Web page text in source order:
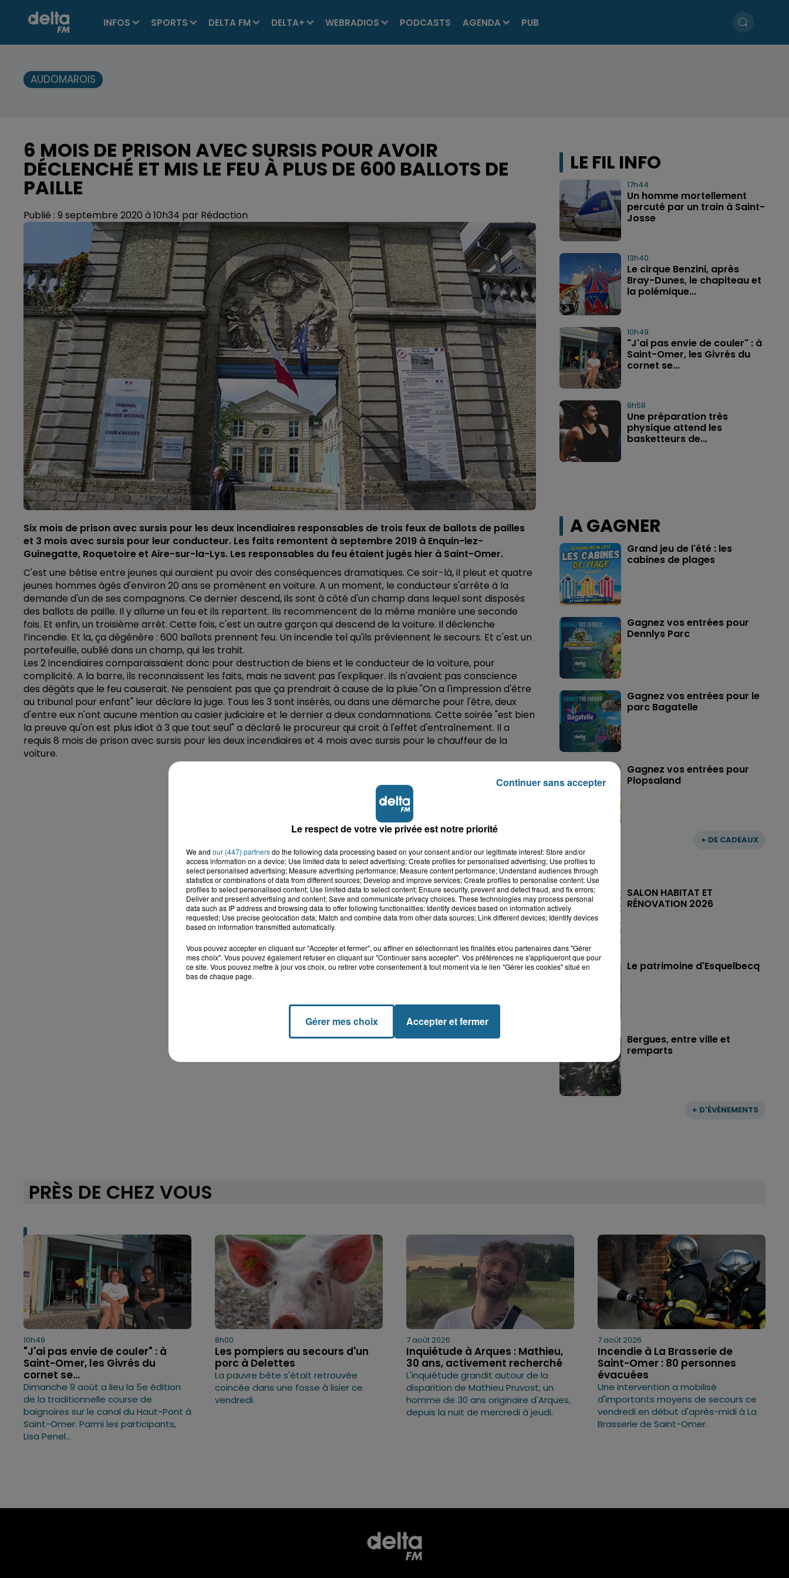
INFOS SPORTS DELTA FM DELTA+ WEBRADIOS PODCASTS AGENDA PUB
AUDOMAROIS
6 MOIS DE PRISON AVEC SURSIS POUR AVOIR
DÉCLENCHÉ ET MIS LE FEU À PLUS DE 600 BALLOTS DE
PAILLE
Publié : 9 septembre 2020 à 10h34 par Rédaction
Six mois de prison avec sursis pour les deux incendiaires responsables de trois feux de ballots de pailles
et 3 mois avec sursis pour leur conducteur. Les faits remontent à septembre 2019 à Enquin-lez-
Guinegatte, Roquetoire et Aire-sur-la-Lys. Les responsables du feu étaient jugés hier à Saint-Omer.
C'est une bêtise entre jeunes qui auraient pu avoir des conséquences dramatiques. Ce soir-là, il pleut et quatre
jeunes hommes âgés d'environ 20 ans se promènent en voiture. A un moment, le conducteur s'arrête à la
demande d'un de ses compagnons. Ce dernier descend, ils sont à côté d'un champ dans lequel sont disposés
des ballots de paille. Il y allume un feu et ils repartent. Ils recommencent de la même manière une seconde
fois. Et enfin, un troisième arrêt. Cette fois, c'est un autre garçon qui descend de la voiture. Il déclenche
l’incendie. Et la, ça dégénère : 600 ballots prennent feu. Un incendie tel qu'ils préviennent le secours. Et c'est un
portefeuille, oublié dans un champ, qui les trahit.
Les 2 incendiaires comparaissaient donc pour destruction de biens et le conducteur de la voiture, pour
complicité. A la barre, ils reconnaissent les faits, mais ne savent pas l'expliquer. Ils n'avaient pas conscience
des dégâts que le feu causerait. Ne pensaient pas que ça prendrait à cause de la pluie."On a l'impression d'être
au tribunal pour enfant" leur déclare la juge. Tous les 3 sont insérés, ou dans une démarche pour l'être, deux
d'entre eux n'ont aucune mention au casier judiciaire et le dernier a deux condamnations. Cette soirée "est bien
la preuve qu'on est plus idiot à 3 que tout seul" a déclaré le procureur qui croit à l'effet d'entraînement. Il a
requis 8 mois de prison avec sursis pour les deux incendiaires et 4 mois avec sursis pour le chauffeur de la
voiture.
LE FIL INFO
17h44
Un homme mortellement
percuté par un train à Saint-
Josse
13h40
Le cirque Benzini, après
Bray-Dunes, le chapiteau et
la polémique...
10h49
"J'ai pas envie de couler" : à
Saint-Omer, les Givrés du
cornet se...
9h58
Une préparation très
physique attend les
basketteurs de...
A GAGNER
+ DE CADEAUX
Grand jeu de l'été : les
cabines de plages
Gagnez vos entrées pour
Dennlys Parc
Gagnez vos entrées pour le
parc Bagatelle
Gagnez vos entrées pour
Plopsaland
+ D'ÉVÈNEMENTS
SALON HABITAT ET
RÉNOVATION 2026
Le patrimoine d'Esquelbecq
Bergues, entre ville et
remparts
PRÈS DE CHEZ VOUS
10h49
"J'ai pas envie de couler" : à
Saint-Omer, les Givrés du
cornet se...
Dimanche 9 août a lieu la 5e édition
de la traditionnelle course de
baignoires sur le canal du Haut-Pont à
Saint-Omer. Parmi les participants,
Lisa Penel...
8h00
Les pompiers au secours d'un
porc à Delettes
La pauvre bête s'était retrouvée
coincée dans une fosse à lisier ce
vendredi.
7 août 2026
Inquiétude à Arques : Mathieu,
30 ans, activement recherché
L'inquiétude grandit autour de la
disparition de Mathieu Pruvost, un
homme de 30 ans originaire d'Arques,
depuis la nuit de mercredi à jeudi.
7 août 2026
Incendie à La Brasserie de
Saint-Omer : 80 personnes
évacuées
Une intervention a mobilisé
d'importants moyens de secours ce
vendredi en début d'après-midi à La
Brasserie de Saint-Omer.
Le respect de votre vie privée est notre priorité
We and our (447) partnersdo the following data processing based on your consent and/or our legitimate interest: Store and/or
access information on a device; Use limited data to select advertising; Create profiles for personalised advertising; Use profiles to
select personalised advertising; Measure advertising performance; Measure content performance; Understand audiences through
statistics or combinations of data from different sources; Develop and improve services; Create profiles to personalise content; Use
profiles to select personalised content; Use limited data to select content; Ensure security, prevent and detect fraud, and fix errors;
Deliver and present advertising and content; Save and communicate privacy choices. These technologies may process personal
data such as IP address and browsing data to offer following functionalities: Identify devices based on information actively
requested; Use precise geolocation data; Match and combine data from other data sources; Link different devices; Identify devices
based on information transmitted automatically.
Vous pouvez accepter en cliquant sur "Accepter et fermer", ou affiner en sélectionnant les finalités et/ou partenaires dans "Gérer
mes choix". Vous pouvez également refuser en cliquant sur "Continuer sans accepter". Vos préférences ne s'appliqueront que pour
ce site. Vous pouvez mettre à jour vos choix, ou retirer votre consentement à tout moment via le lien "Gérer les cookies" situé en
bas de chaque page.
Gérer mes choix Accepter et fermer
Continuer sans accepter